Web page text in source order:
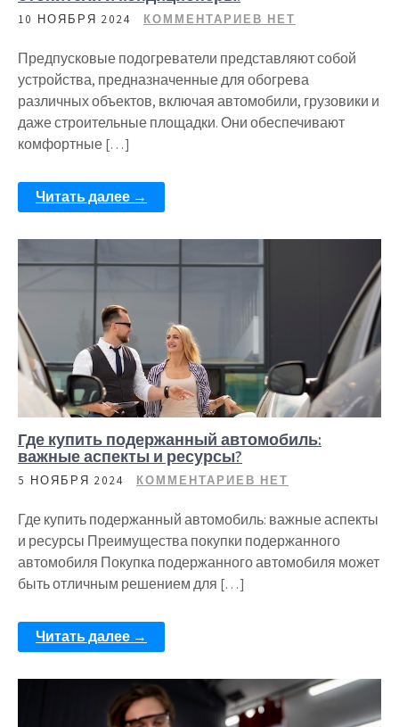
10 НОЯБРЯ 2024 КОММЕНТАРИЕВ НЕТ
Предпусковые подогреватели представляют собой
устройства, предназначенные для обогрева
различных объектов, включая автомобили, грузовики и
даже строительные площадки. Они обеспечивают
комфортные […]
Читать далее →
Где купить подержанный автомобиль:
важные аспекты и ресурсы?
5 НОЯБРЯ 2024 КОММЕНТАРИЕВ НЕТ
Где купить подержанный автомобиль: важные аспекты
и ресурсы Преимущества покупки подержанного
автомобиля Покупка подержанного автомобиля может
быть отличным решением для […]
Читать далее →